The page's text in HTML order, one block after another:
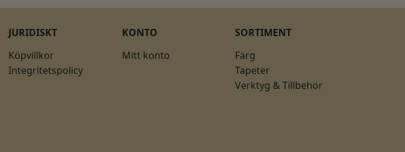
JURIDISKT
Köpvillkor
Integritetspolicy
KONTO
Mitt konto
SORTIMENT
Färg
Tapeter
Verktyg & Tillbehör